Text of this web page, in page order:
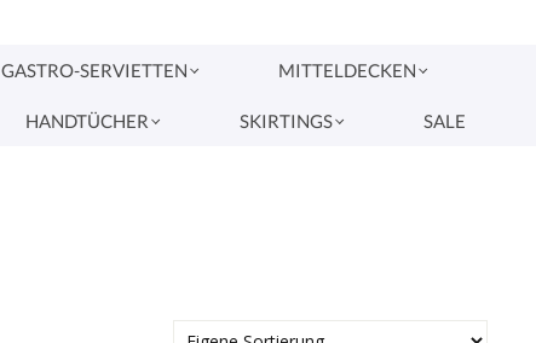
GASTRO-SERVIETTEN MITTELDECKEN
HANDTÜCHER SKIRTINGS SALE